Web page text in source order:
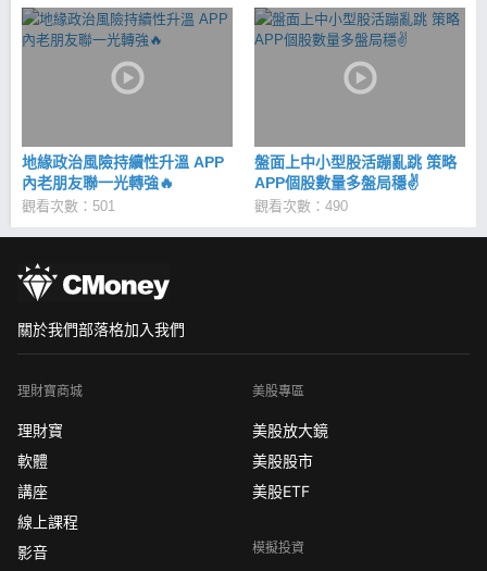
地緣政治風險持續性升溫 APP
內老朋友聯一光轉強🔥
觀看次數：501
盤面上中小型股活蹦亂跳 策略
APP個股數量多盤局穩✌
觀看次數：490
關於我們部落格加入我們
理財寶商城
理財寶
軟體
講座
線上課程
影音
美股專區
美股放大鏡
美股股市
美股ETF
模擬投資